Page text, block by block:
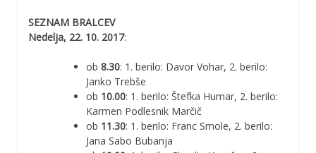
SEZNAM BRALCEV
Nedelja, 22. 10. 2017:
ob 8.30: 1. berilo: Davor Vohar, 2. berilo:
Janko Trebše
ob 10.00: 1. berilo: Štefka Humar, 2. berilo:
Karmen Podlesnik Marčič
ob 11.30: 1. berilo: Franc Smole, 2. berilo:
Jana Sabo Bubanja